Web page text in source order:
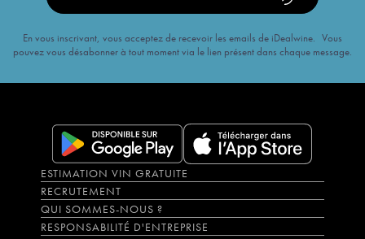
En vous inscrivant, vous acceptez de recevoir les emails de iDealwine. Vous
pouvez vous désabonner à tout moment via le lien présent dans chaque message.
ESTIMATION VIN GRATUITE
RECRUTEMENT
QUI SOMMES-NOUS ?
RESPONSABILITÉ D'ENTREPRISE